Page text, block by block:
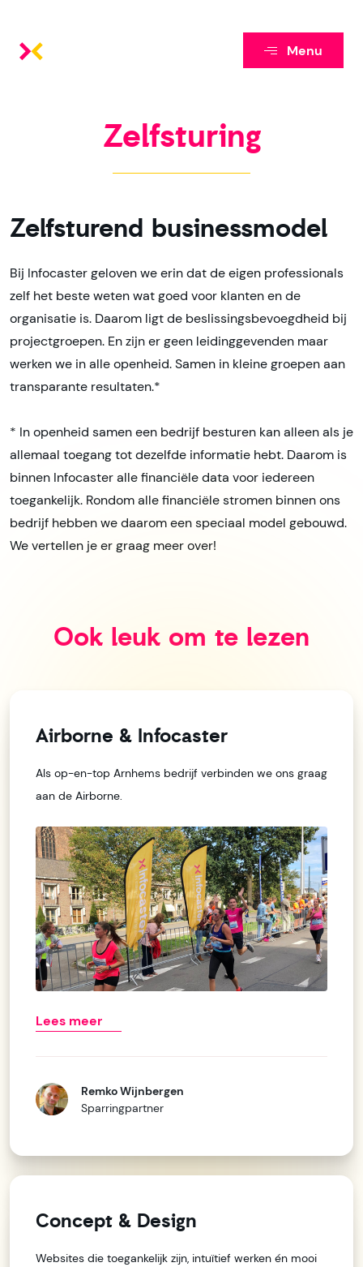
Menu
Zelfsturing
Zelfsturend businessmodel
Bij Infocaster geloven we erin dat de eigen professionals
zelf het beste weten wat goed voor klanten en de
organisatie is. Daarom ligt de beslissingsbevoegdheid bij
projectgroepen. En zijn er geen leidinggevenden maar
werken we in alle openheid. Samen in kleine groepen aan
transparante resultaten.*
* In openheid samen een bedrijf besturen kan alleen als je
allemaal toegang tot dezelfde informatie hebt. Daarom is
binnen Infocaster alle financiële data voor iedereen
toegankelijk. Rondom alle financiële stromen binnen ons
bedrijf hebben we daarom een speciaal model gebouwd.
We vertellen je er graag meer over!
Ook leuk om te lezen
Airborne & Infocaster
Als op-en-top Arnhems bedrijf verbinden we ons graag
aan de Airborne.
Lees meer
Remko Wijnbergen
Sparringpartner
Concept & Design
Websites die toegankelijk zijn, intuïtief werken én mooi